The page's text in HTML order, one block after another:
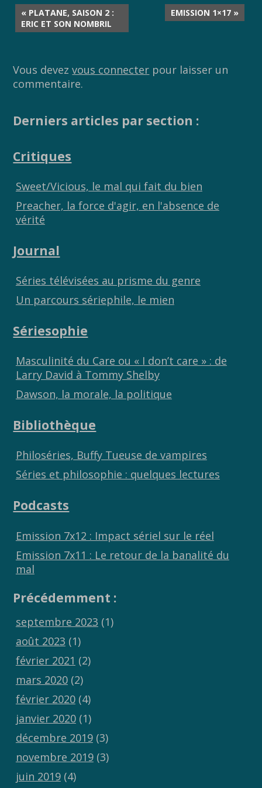
« PLATANE, SAISON 2 :
ERIC ET SON NOMBRIL
EMISSION 1×17 »
Vous devezvous connecter pour laisser un
commentaire.
Derniers articles par section :
Critiques
Sweet/Vicious, le mal qui fait du bien
Preacher, la force d'agir, en l'absence de
vérité
Journal
Séries télévisées au prisme du genre
Un parcours sériephile, le mien
Sériesophie
Masculinité du Care ou « I don’t care » : de
Larry David à Tommy Shelby
Dawson, la morale, la politique
Bibliothèque
Philoséries, Buffy Tueuse de vampires
Séries et philosophie : quelques lectures
Podcasts
Emission 7x12 : Impact sériel sur le réel
Emission 7x11 : Le retour de la banalité du
mal
Précédemment :
septembre 2023 (1)
août 2023 (1)
février 2021 (2)
mars 2020(2)
février 2020(4)
janvier 2020(1)
décembre 2019(3)
novembre 2019(3)
juin 2019(4)